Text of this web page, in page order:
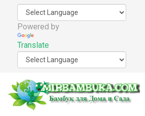
Powered by
Translate